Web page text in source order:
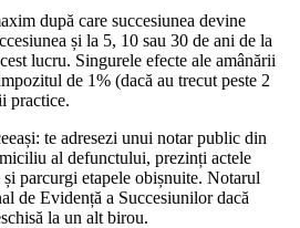
după care succesiunea devine
și la 5, 10 sau 30 de ani de la
lucru. Singurele efecte ale amânării
de 1% (dacă au trecut peste 2
practice.
te adresezi unui notar public din
al defunctului, prezinți actele
parcurgi etapele obișnuite. Notarul
de Evidență a Succesiunilor dacă
la un alt birou.